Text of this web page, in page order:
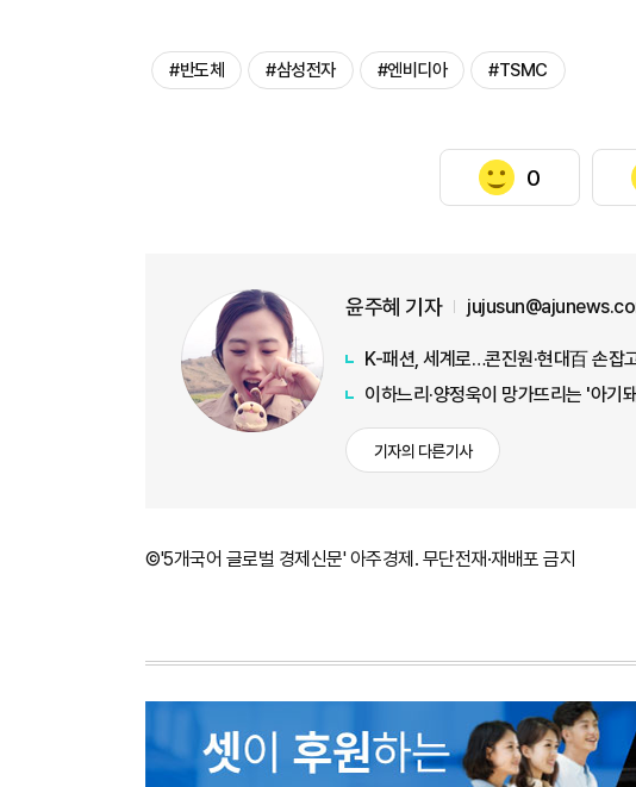
#반도체 #삼성전자 #엔비디아 #TSMC
0
윤주혜 기자
K-패션, 세계로…콘진원·현대百 손잡
이하느리·양정욱이 망가뜨리는 '아기
기자의 다른기사
©'5개국어 글로벌 경제신문' 아주경제. 무단전재·재배포 금지